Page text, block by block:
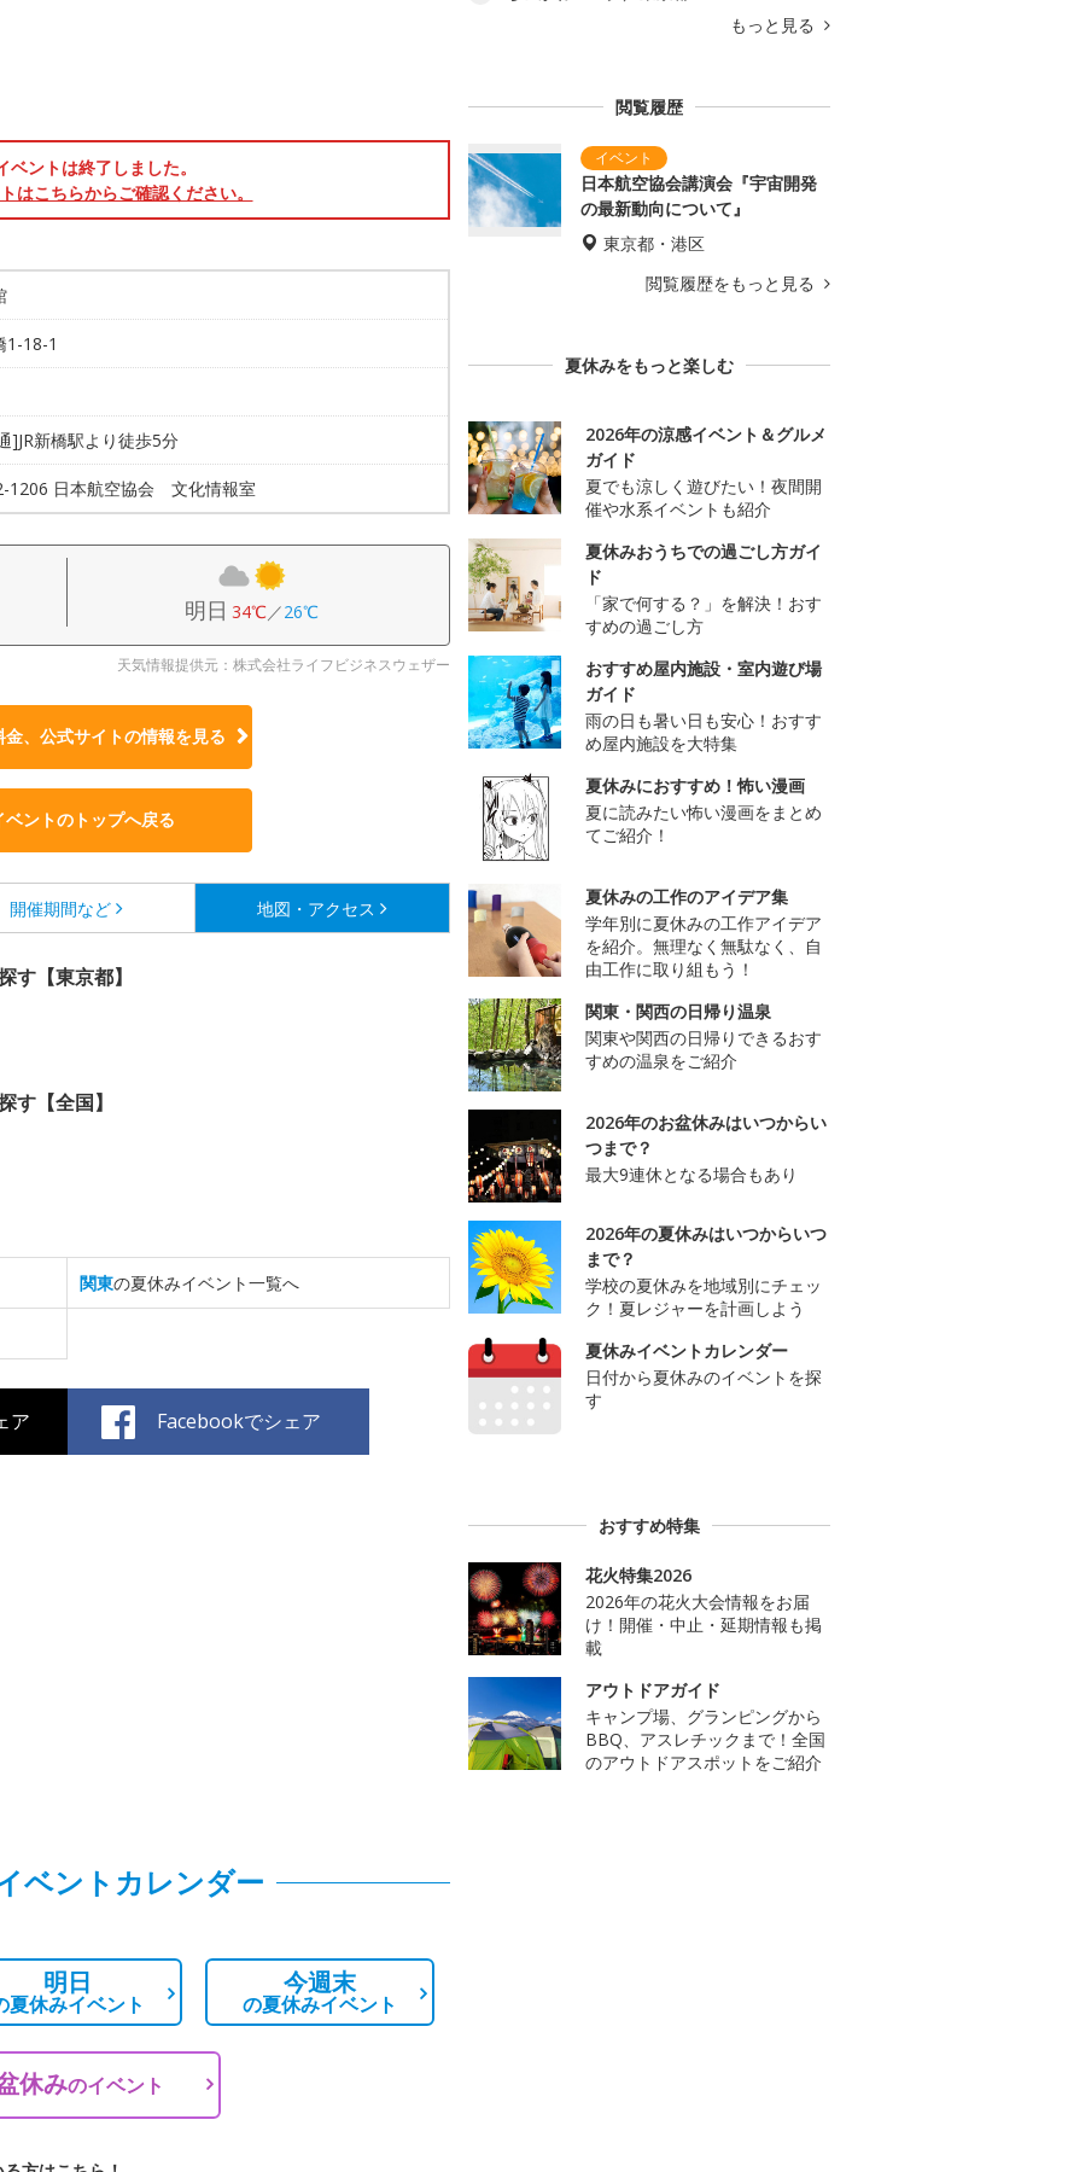
ントは終了しました。
はこちらからご確認ください。
1-18-1
]JR新橋駅より徒歩5分
1206 日本航空協会 文化情報室
明日 34℃／26℃
天気情報提供元：株式会社ライフビジネスウェザー
金、公式サイトの情報を見る
ベントのトップへ戻る
開催期間など 地図・アクセス
す【東京都】
す【全国】
関東の夏休みイベント一覧へ
ア Facebookでシェア
ベントカレンダー
明日
夏休みイベント
今週末
の夏休みイベント
休みのイベント
もっと見る
閲覧履歴
日本航空協会講演会『宇宙開発
の最新動向について』
東京都・港区
閲覧履歴をもっと見る
夏休みをもっと楽しむ
2026年の涼感イベント＆グルメ
ガイド
夏でも涼しく遊びたい！夜間開
催や水系イベントも紹介
夏休みおうちでの過ごし方ガイ
ド
「家で何する？」を解決！おす
すめの過ごし方
おすすめ屋内施設・室内遊び場
ガイド
雨の日も暑い日も安心！おすす
め屋内施設を大特集
夏休みにおすすめ！怖い漫画
夏に読みたい怖い漫画をまとめ
てご紹介！
夏休みの工作のアイデア集
学年別に夏休みの工作アイデア
を紹介。無理なく無駄なく、自
由工作に取り組もう！
関東・関西の日帰り温泉
関東や関西の日帰りできるおす
すめの温泉をご紹介
2026年のお盆休みはいつからい
つまで？
最大9連休となる場合もあり
2026年の夏休みはいつからいつ
まで？
学校の夏休みを地域別にチェッ
ク！夏レジャーを計画しよう
夏休みイベントカレンダー
日付から夏休みのイベントを探
す
おすすめ特集
花火特集2026
2026年の花火大会情報をお届
け！開催・中止・延期情報も掲
載
アウトドアガイド
キャンプ場、グランピングから
BBQ、アスレチックまで！全国
のアウトドアスポットをご紹介